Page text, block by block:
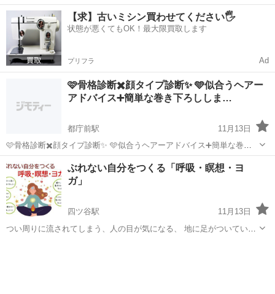
品等、多くの関係者によって設立された日本で最も大きな協会である
日本エステティック協会で定められた教育カリキュラム・講師・設備
を備えていると認定されたスクールです。...
東京 新宿区 その他
【求】古いミシン買わせてください🖐️
状態が悪くてもOK！最大限買取します
プリフラ Ad
🩷骨格診断✖️顔タイプ診断✨ 🩵似合うヘアー
アドバイス➕簡単な巻き下ろししま…
都庁前駅
11月13日
🩷骨格診断✖️顔タイプ診断✨ 🩵似合うヘアーアドバイス➕簡単な巻き
下ろしします．✨ ✨立川にて診断させて頂きます。✨ 🩵11月30日、 🩷
15時から16時 16時から17時 17時から18時 🩵通常11000円→...
東京 新宿区 都庁前駅 その他
ぶれない自分をつくる「呼吸・瞑想・ヨ
ガ」
四ツ谷駅
11月13日
つい周りに流されてしまう、人の目が気になる、 地に足がついていな